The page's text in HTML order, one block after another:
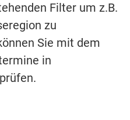
Filter um z.B.
zu
Sie mit dem
in